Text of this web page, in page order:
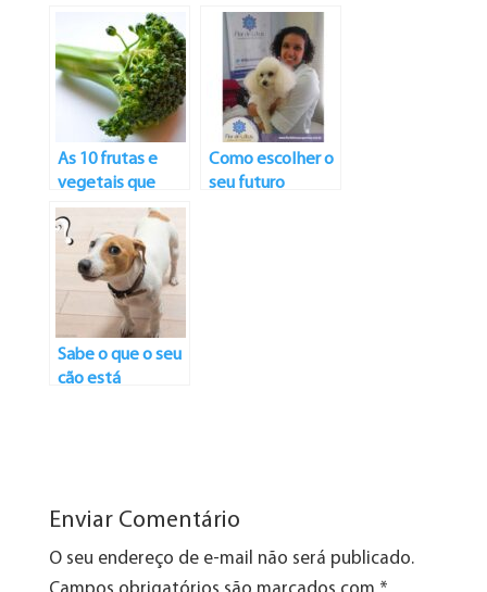
melhor amigo:
como limpar os
dentes dos cães
exercitar seu cão
As 10 frutas e
vegetais que
ajudam na
nutrição dos cães
Como escolher o
seu futuro
Sabe o que o seu
cão está
Enviar Comentário
O seu endereço de e-mail não será publicado.